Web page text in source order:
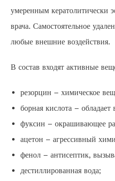
умеренным кератолитически
врача. Самостоятельное
любые внешние воздействия.
В состав входят активные
резорцин – химическое
борная кислота –
фуксин – окрашивающее
ацетон – агрессивный
фенол – антисептик,
дестиллированная вода;